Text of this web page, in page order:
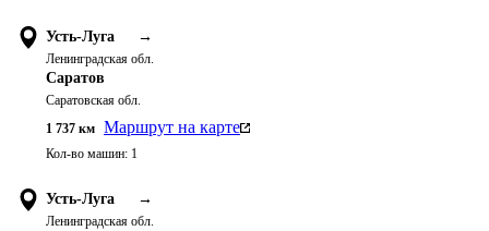
Усть-Луга →
Ленинградская обл.
Саратов
Саратовская обл.
1 737 км Маршрут на карте
Кол-во машин: 1
Усть-Луга →
Ленинградская обл.